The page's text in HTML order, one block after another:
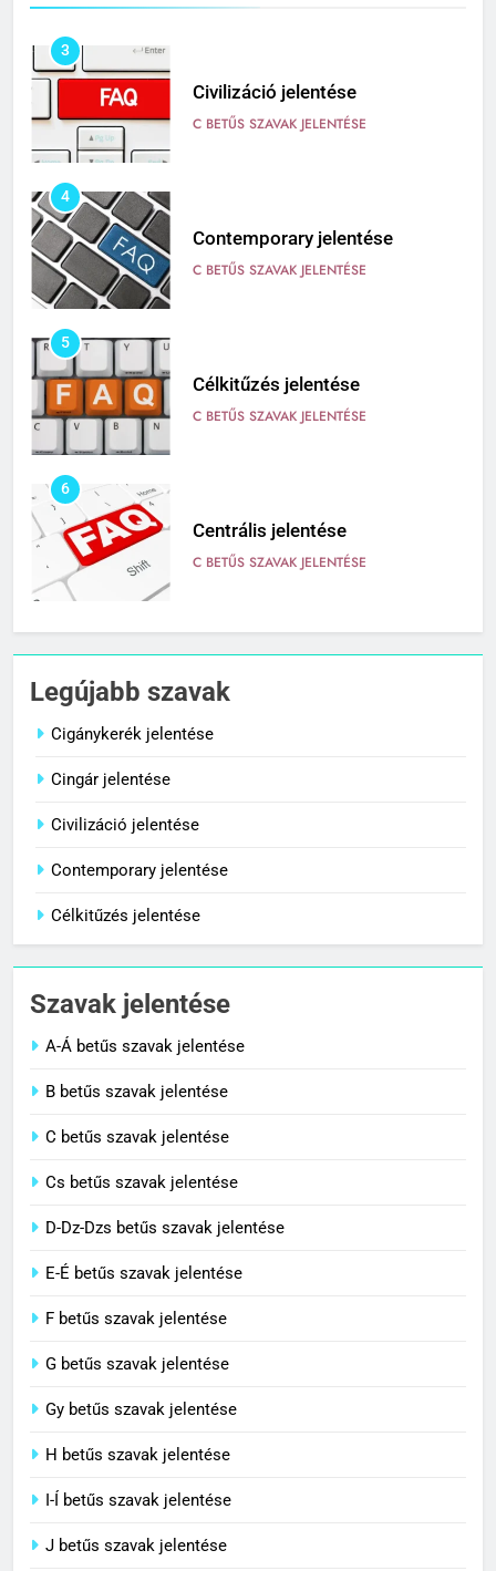
3
Civilizáció jelentése
C BETŰS SZAVAK JELENTÉSE
4
Contemporary jelentése
C BETŰS SZAVAK JELENTÉSE
5
Célkitűzés jelentése
C BETŰS SZAVAK JELENTÉSE
6
Centrális jelentése
C BETŰS SZAVAK JELENTÉSE
7
Céltudatos jelentése
8
Centenárium jelentése
1
Cigánykerék jelentése
C BETŰS SZAVAK JELENTÉSE
C BETŰS SZAVAK JELENTÉSE
3
Civilizáció jelentése
4
Contemporary jelentése
5
Célkitűzés jelentése
Legújabb szavak
Cigánykerék jelentése
Cingár jelentése
Civilizáció jelentése
Contemporary jelentése
Célkitűzés jelentése
Szavak jelentése
A-Á betűs szavak jelentése
B betűs szavak jelentése
C betűs szavak jelentése
Cs betűs szavak jelentése
D-Dz-Dzs betűs szavak jelentése
E-É betűs szavak jelentése
F betűs szavak jelentése
G betűs szavak jelentése
Gy betűs szavak jelentése
H betűs szavak jelentése
I-Í betűs szavak jelentése
J betűs szavak jelentése